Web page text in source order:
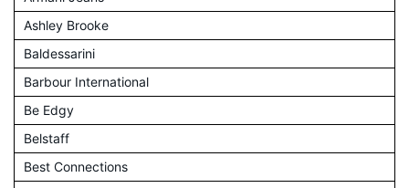
Ashley Brooke
Baldessarini
Barbour International
Be Edgy
Belstaff
Best Connections